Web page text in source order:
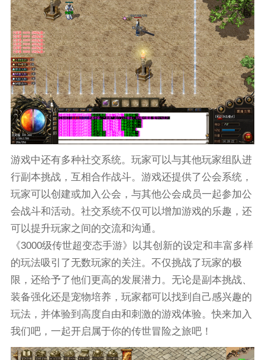
游戏中还有多种社交系统。玩家可以与其他玩家组队进
行副本挑战，互相合作战斗。游戏还提供了公会系统，
玩家可以创建或加入公会，与其他公会成员一起参加公
会战斗和活动。社交系统不仅可以增加游戏的乐趣，还
可以提升玩家之间的交流和沟通。
《3000级传世超变态手游》以其创新的设定和丰富多样
的玩法吸引了无数玩家的关注。不仅挑战了玩家的极
限，还给予了他们更高的发展潜力。无论是副本挑战、
装备强化还是宠物培养，玩家都可以找到自己感兴趣的
玩法，并体验到高度自由和刺激的游戏体验。快来加入
我们吧，一起开启属于你的传世冒险之旅吧！